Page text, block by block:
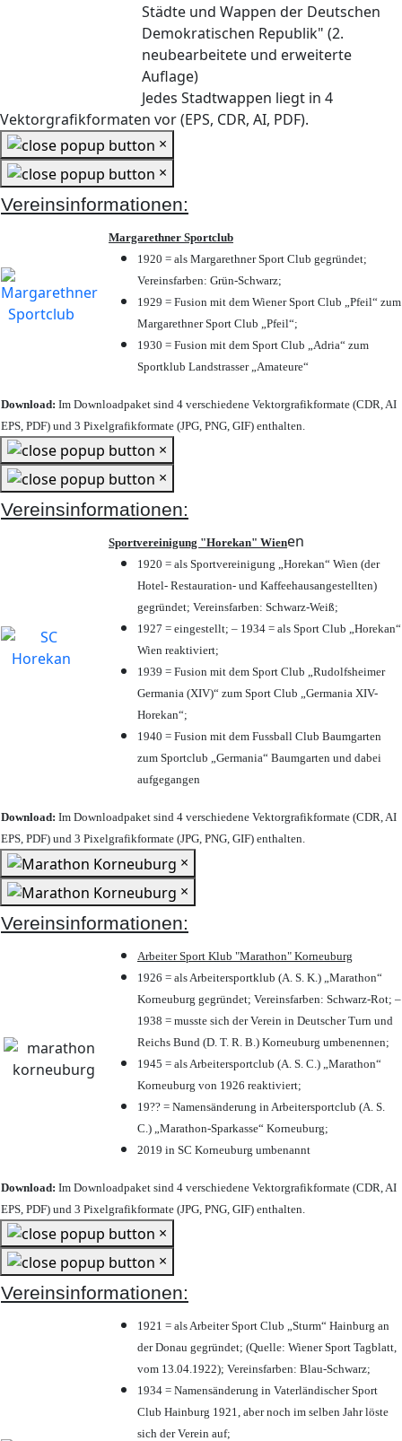
Städte und Wappen der Deutschen
Demokratischen Republik" (2.
neubearbeitete und erweiterte
Auflage)
Jedes Stadtwappen liegt in 4
Vektorgrafikformaten vor (EPS, CDR, AI, PDF).
×
×
Vereinsinformationen:
Margarethner Sportclub
1920 = als Margarethner Sport Club gegründet;
Vereinsfarben: Grün-Schwarz;
1929 = Fusion mit dem Wiener Sport Club „Pfeil“ zum
Margarethner Sport Club „Pfeil“;
1930 = Fusion mit dem Sport Club „Adria“ zum
Sportklub Landstrasser „Amateure“
Download: Im Downloadpaket sind 4 verschiedene Vektorgrafikformate (CDR, AI
EPS, PDF) und 3 Pixelgrafikformate (JPG, PNG, GIF) enthalten.
×
×
Vereinsinformationen:
Sportvereinigung "Horekan" Wienen
1920 = als Sportvereinigung „Horekan“ Wien (der
Hotel- Restauration- und Kaffeehausangestellten)
gegründet; Vereinsfarben: Schwarz-Weiß;
1927 = eingestellt; – 1934 = als Sport Club „Horekan“
Wien reaktiviert;
1939 = Fusion mit dem Sport Club „Rudolfsheimer
Germania (XIV)“ zum Sport Club „Germania XIV-
Horekan“;
1940 = Fusion mit dem Fussball Club Baumgarten
zum Sportclub „Germania“ Baumgarten und dabei
aufgegangen
Download: Im Downloadpaket sind 4 verschiedene Vektorgrafikformate (CDR, AI
EPS, PDF) und 3 Pixelgrafikformate (JPG, PNG, GIF) enthalten.
×
×
Vereinsinformationen:
Arbeiter Sport Klub "Marathon" Korneuburg
1926 = als Arbeitersportklub (A. S. K.) „Marathon“
Korneuburg gegründet; Vereinsfarben: Schwarz-Rot; –
1938 = musste sich der Verein in Deutscher Turn und
Reichs Bund (D. T. R. B.) Korneuburg umbenennen;
1945 = als Arbeitersportclub (A. S. C.) „Marathon“
Korneuburg von 1926 reaktiviert;
19?? = Namensänderung in Arbeitersportclub (A. S.
C.) „Marathon-Sparkasse“ Korneuburg;
2019 in SC Korneuburg umbenannt
Download: Im Downloadpaket sind 4 verschiedene Vektorgrafikformate (CDR, AI
EPS, PDF) und 3 Pixelgrafikformate (JPG, PNG, GIF) enthalten.
×
×
Vereinsinformationen:
1921 = als Arbeiter Sport Club „Sturm“ Hainburg an
der Donau gegründet; (Quelle: Wiener Sport Tagblatt,
vom 13.04.1922); Vereinsfarben: Blau-Schwarz;
1934 = Namensänderung in Vaterländischer Sport
Club Hainburg 1921, aber noch im selben Jahr löste
sich der Verein auf;